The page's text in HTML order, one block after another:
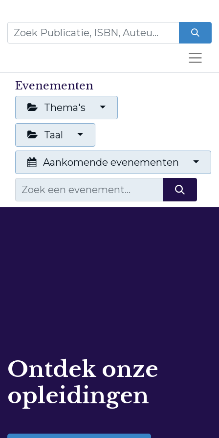
Evenementen
Thema's
Taal
Aankomende evenementen
Ontdek onze
opleidingen